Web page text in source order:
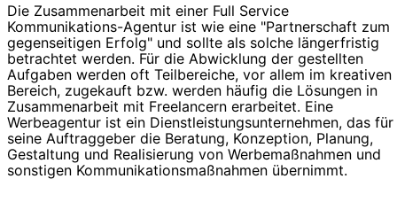
Die Zusammenarbeit mit einer Full Service
Kommunikations-Agentur ist wie eine "Partnerschaft zum
gegenseitigen Erfolg" und sollte als solche längerfristig
betrachtet werden. Für die Abwicklung der gestellten
Aufgaben werden oft Teilbereiche, vor allem im kreativen
Bereich, zugekauft bzw. werden häufig die Lösungen in
Zusammenarbeit mit Freelancern erarbeitet. Eine
Werbeagentur ist ein Dienstleistungsunternehmen, das für
seine Auftraggeber die Beratung, Konzeption, Planung,
Gestaltung und Realisierung von Werbemaßnahmen und
sonstigen Kommunikationsmaßnahmen übernimmt.